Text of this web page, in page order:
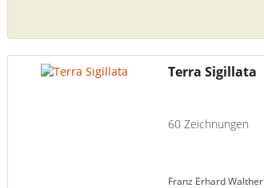
Terra Sigillata
60 Zeichnungen
Franz Erhard Walther